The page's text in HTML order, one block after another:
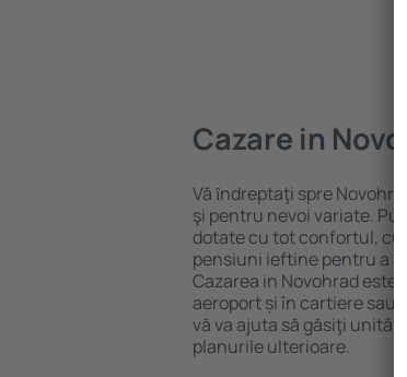
Cazare in
Vă ȋndreptaţi spre
şi pentru nevoi variate.
dotate cu tot confortul,
pensiuni ieftine pentru a
Cazarea in Novohrad
aeroport și în cartiere sau
vă va ajuta să găsiţi unităţi
planurile ulterioare.